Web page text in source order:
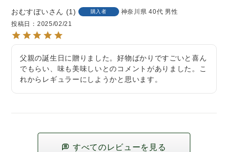
おむすぼい 1 購入者 神奈川県 40代 男性
投稿日
2025/02/21
父親の誕生日に贈りました。好物ばかりですごいと喜ん
でもらい、味も美味しいとのコメントがありました。こ
れからレギュラーにしようかと思います。
すべてのレビューを見る